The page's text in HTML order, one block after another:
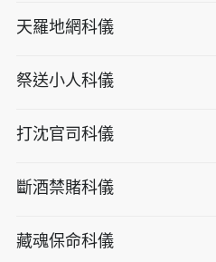
天羅地網科儀
祭送小人科儀
打沈官司科儀
斷酒禁賭科儀
藏魂保命科儀